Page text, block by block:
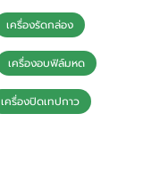
เครื่องรัดกล่อง
เครื่องอบฟิล์มหด
เครื่องปิดเทปกาว